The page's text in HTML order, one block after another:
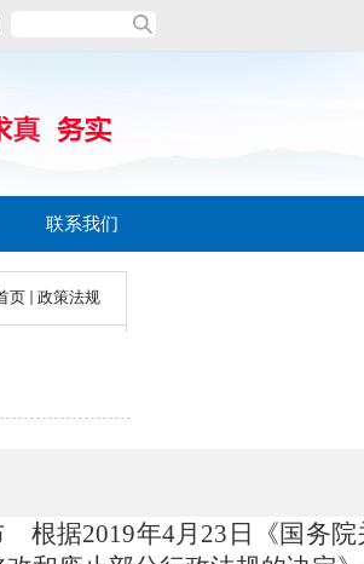
联系我们
页 政策法规
根据2019年4月23日《国务